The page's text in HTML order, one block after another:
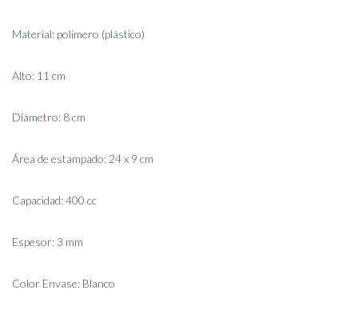
Material: polímero (plástico)
Alto: 11 cm
Diámetro: 8 cm
Área de estampado: 24 x 9 cm
Capacidad: 400 cc
Espesor: 3 mm
Color Envase: Blanco